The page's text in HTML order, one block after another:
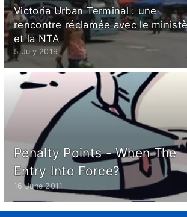
Victoria Urban Terminal : une
rencontre réclamée avec le
et la NTA
5 July 2019
Penalty Points - When The
Entry Into Force?
16 June 2011